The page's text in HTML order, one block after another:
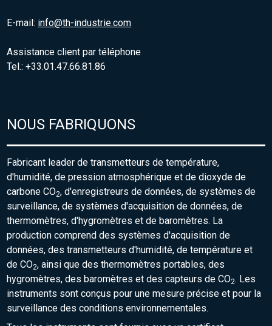
E-mail: info@th-industrie.com
Assistance client par téléphone
Tel.: +33.01.47.66.81.86
NOUS FABRIQUONS
Fabricant leader de transmetteurs de température,
d'humidité, de pression atmosphérique et de dioxyde de
carbone CO2, d'enregistreurs de données, de systèmes de
surveillance, de systèmes d'acquisition de données, de
thermomètres, d'hygromètres et de baromètres. La
production comprend des systèmes d'acquisition de
données, des transmetteurs d'humidité, de température et
de CO2, ainsi que des thermomètres portables, des
hygromètres, des baromètres et des capteurs de CO2. Les
instruments sont conçus pour une mesure précise et pour la
surveillance des conditions environnementales.